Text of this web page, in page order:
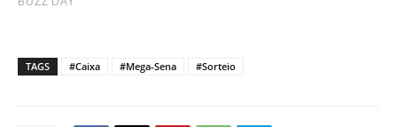
TAGS #Caixa #Mega-Sena #Sorteio